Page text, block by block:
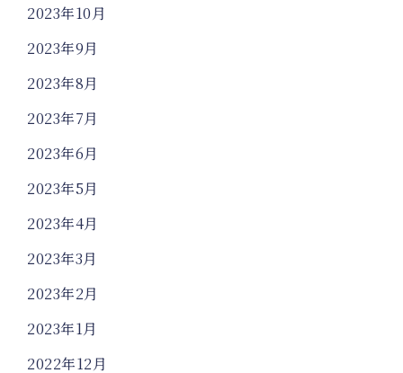
2023年10月
2023年9月
2023年8月
2023年7月
2023年6月
2023年5月
2023年4月
2023年3月
2023年2月
2023年1月
2022年12月